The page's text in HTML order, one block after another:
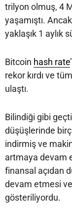
trilyon olmuş, 4
yaşamıştı.
yaklaşık 1 aylık
Bitcoin hash rate
rekor kırdı ve
ulaştı.
Bilindiği gibi
düşüşlerinde
indirmiş ve
artmaya devam
finansal açıdan
devam etmesi ve
gösteriliyordu.